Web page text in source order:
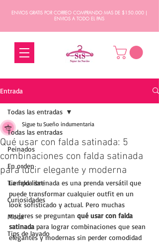
ENVIOS GRATIS POR CORREO COMPRANDO MAS DE $150.000 |
ENVIOS A TODO EL PAIS
Entrada
Todas las entradas
Peinados
En orden
Tiempo libre
Curiosidades
Moda
Tips de lavado
Todas las entradas
Qué usar con falda satinada: 5
combinaciones con falda satinada
para lucir elegante y moderna
Sigue tu Sueño indumentaria
La falda satinada es una prenda versátil que
puede transformar cualquier outfit en un
look sofisticado y actual. Pero muchas
mujeres se preguntan qué usar con falda
satinada para lograr combinaciones que sean
elegantes y modernas sin perder comodidad